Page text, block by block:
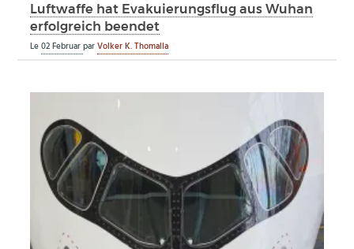
Luftwaffe hat Evakuierungsflug aus Wuhan
erfolgreich beendet
Le02 FebruarparVolker K. Thomalla